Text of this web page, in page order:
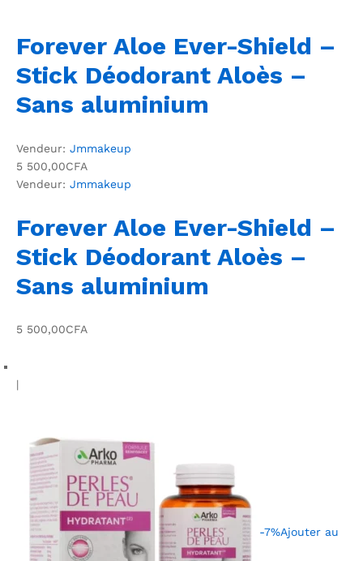
Forever Aloe Ever-Shield –
Stick Déodorant Aloès –
Sans aluminium
Vendeur: Jmmakeup
5 500,00CFA
Vendeur: Jmmakeup
Forever Aloe Ever-Shield –
Stick Déodorant Aloès –
Sans aluminium
5 500,00CFA
|
-7%Ajouter au